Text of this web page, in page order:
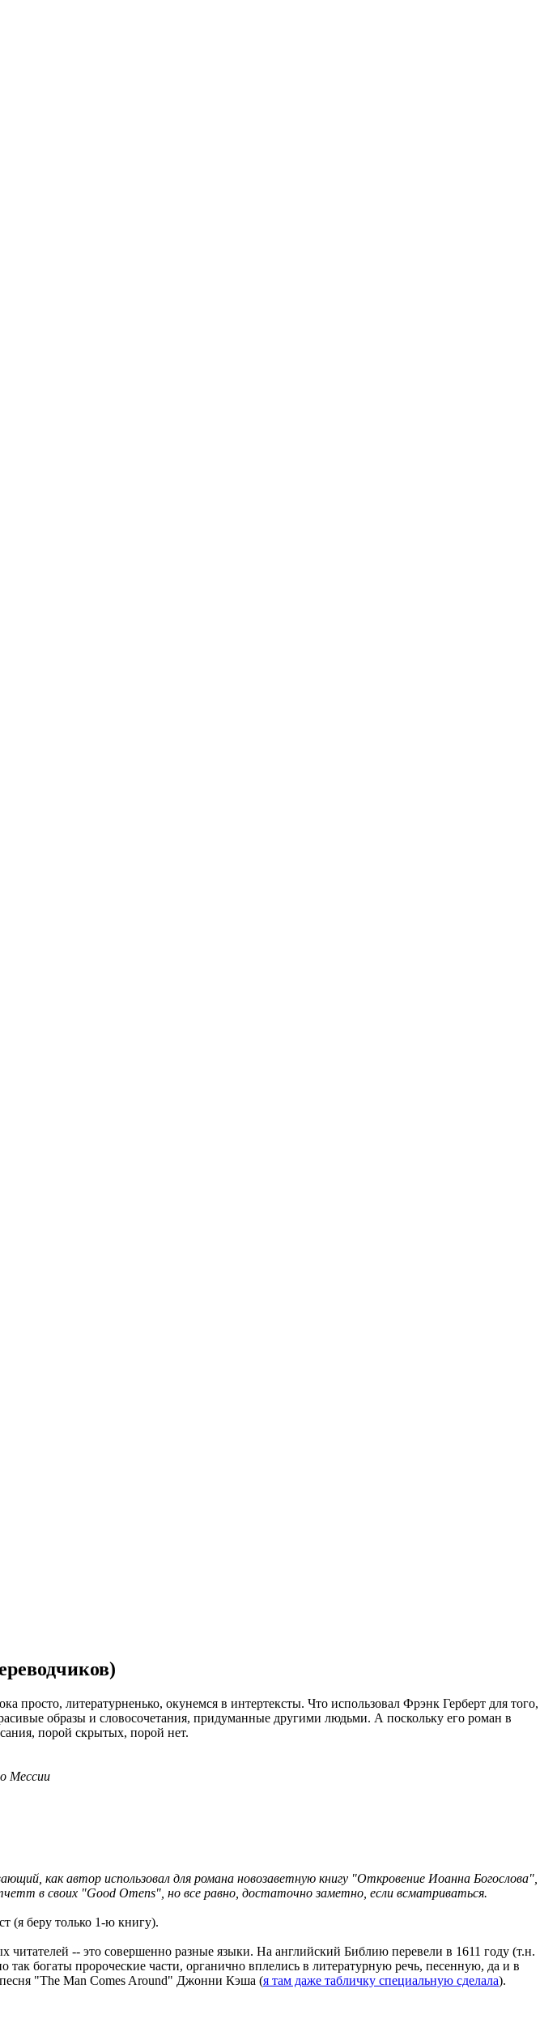
литературненько, окунемся в интертексты. Что использовал Фрэнк Герберт для того,
образы и словосочетания, придуманные другими людьми. А поскольку его роман в
порой скрытых, порой нет.
Мессии
как автор использовал для романа новозаветную книгу "Откровение Иоанна Богослова",
в своих "Good Omens", но все равно, достаточно заметно, если всматриваться.
(я беру только 1-ю книгу).
читателей -- это совершенно разные языки. На английский Библию перевели в 1611 году (т.н.
богаты пророческие части, органично вплелись в литературную речь, песенную, да и в
"The Man Comes Around" Джонни Кэша (я там даже табличку специальную сделала).